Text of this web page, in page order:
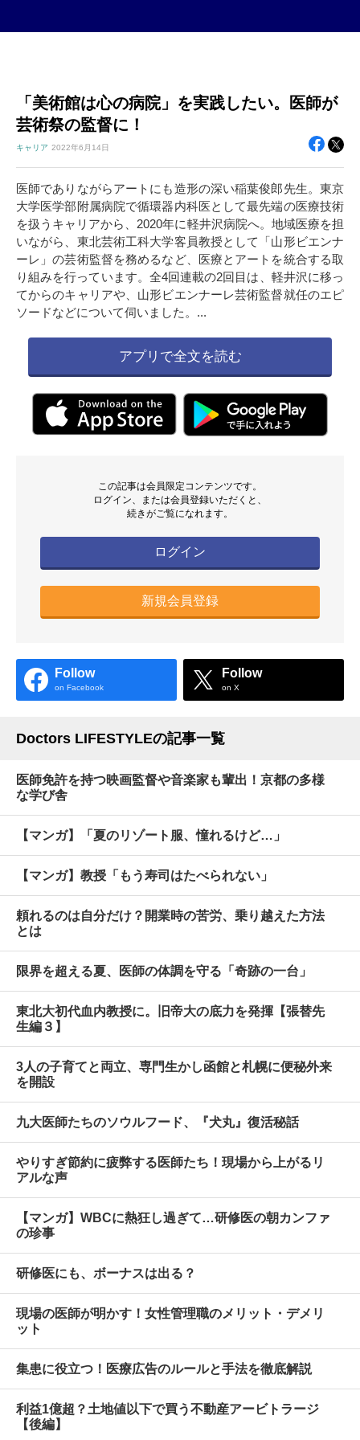
「美術館は心の病院」を実践したい。医師が
芸術祭の監督に！
キャリア 2022年6月14日
医師でありながらアートにも造形の深い稲葉俊郎先生。東京
大学医学部附属病院で循環器内科医として最先端の医療技術
を扱うキャリアから、2020年に軽井沢病院へ。地域医療を担
いながら、東北芸術工科大学客員教授として「山形ビエンナ
ーレ」の芸術監督を務めるなど、医療とアートを統合する取
り組みを行っています。全4回連載の2回目は、軽井沢に移っ
てからのキャリアや、山形ビエンナーレ芸術監督就任のエピ
ソードなどについて伺いました。...
アプリで全文を読む
この記事は会員限定コンテンツです。
ログイン、または会員登録いただくと、
続きがご覧になれます。
ログイン
新規会員登録
Follow
on Facebook
Follow
on X
Doctors LIFESTYLEの記事一覧
医師免許を持つ映画監督や音楽家も輩出！京都の多様
な学び舎
【マンガ】「夏のリゾート服、憧れるけど…」
【マンガ】教授「もう寿司はたべられない」
頼れるのは自分だけ？開業時の苦労、乗り越えた方法
とは
限界を超える夏、医師の体調を守る「奇跡の一台」
東北大初代血内教授に。旧帝大の底力を発揮【張替先
生編３】
3人の子育てと両立、専門生かし函館と札幌に便秘外来
を開設
九大医師たちのソウルフード、『犬丸』復活秘話
やりすぎ節約に疲弊する医師たち！現場から上がるリ
アルな声
【マンガ】WBCに熱狂し過ぎて…研修医の朝カンファ
の珍事
研修医にも、ボーナスは出る？
現場の医師が明かす！女性管理職のメリット・デメリ
ット
集患に役立つ！医療広告のルールと手法を徹底解説
利益1億超？土地値以下で買う不動産アービトラージ
【後編】